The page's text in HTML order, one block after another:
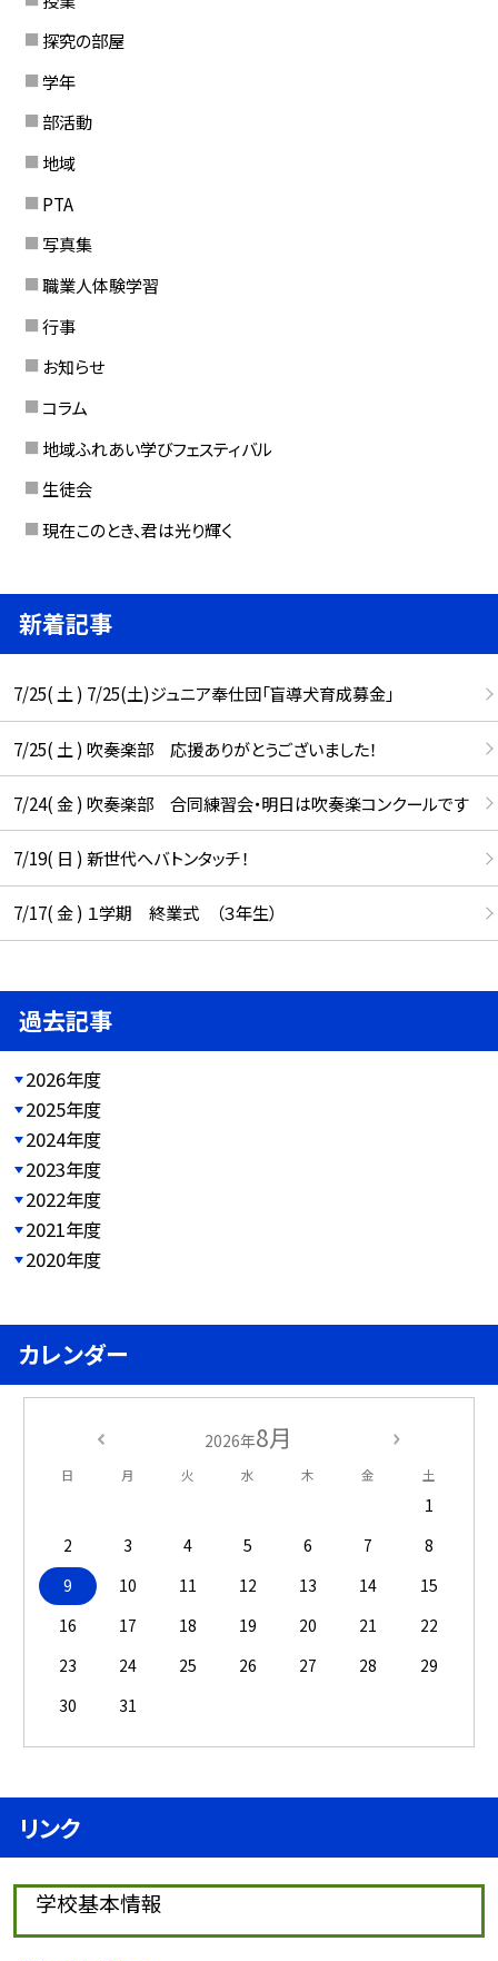
探究の部屋
学年
部活動
地域
PTA
写真集
職業人体験学習
行事
お知らせ
コラム
地域ふれあい学びフェスティバル
生徒会
現在このとき、君は光り輝く
新着記事
7/25( 土 ) 7/25(土)ジュニア奉仕団「盲導犬育成募金」
7/25( 土 ) 吹奏楽部 応援ありがとうございました！
7/24( 金 ) 吹奏楽部 合同練習会・明日は吹奏楽コンクールです
7/19( 日 ) 新世代へバトンタッチ！
7/17( 金 ) １学期 終業式 （３年生）
過去記事
2026年度
2025年度
2024年度
2023年度
2022年度
2021年度
2020年度
カレンダー
2026年8月
日 月 火 水 木 金 土
1
2
3 4 5 6 7
8
9
10 11 12 13 14
15
16
17 18 19 20 21
22
23
24 25 26 27 28
29
30
31
リンク
学校基本情報